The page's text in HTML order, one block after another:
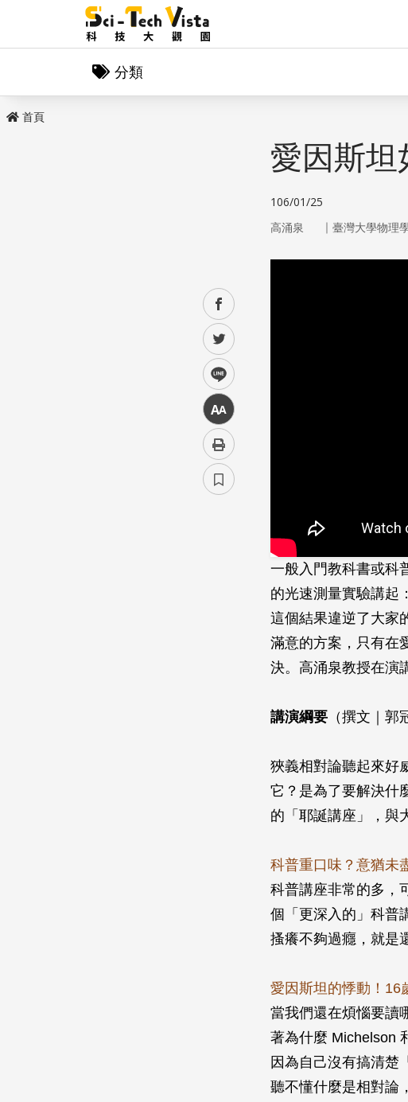
分類
首頁
facebook
twitter
line
中
愛因斯坦
106/01/25
高涌泉 ｜ 臺灣大學物理
一般入門教科書或科
的光速測量實驗講起
這個結果違逆了大家
滿意的方案，只有在
決。高涌泉教授在演
講演綱要 （撰文｜郭
狹義相對論聽起來好
它？是為了要解決什
的「耶誕講座」，與
科普重口味？意猶未
科普講座非常的多，
個「更深入的」科普
搔癢不夠過癮，就是
愛因斯坦的悸動！16
當我們還在煩惱要讀
著為什麼 Michelson
因為自己沒有搞清楚
聽不懂什麼是相對論